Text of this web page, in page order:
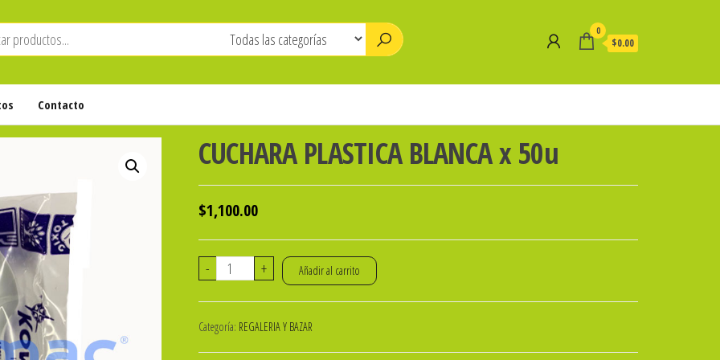
0
$0.00
Contacto
CUCHARA PLASTICA BLANCA x 50u
$1,100.00
-
CUCHARA
x
+ Añadir al carrito
Categoría: REGALERIA Y BAZAR